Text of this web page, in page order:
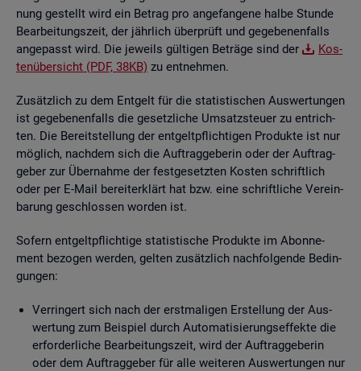
nung ge­stellt wird ein Be­trag pro an­ge­fan­ge­ne halbe Stun­de
Be­ar­bei­tungs­zeit, der jähr­lich über­prüft und ge­ge­be­nen­falls
an­ge­passt wird. Die je­weils gül­ti­gen Be­trä­ge sind der
Kos­
ten­über­sicht (PDF, 38KB) zu ent­neh­men.
Zu­sätz­lich zu dem Ent­gelt für die sta­tis­ti­schen Aus­wer­tun­gen
ist ge­ge­be­nen­falls die ge­setz­li­che Um­satz­steu­er zu ent­rich­
ten. Die Be­reit­stel­lung der ent­gelt­pflich­ti­gen Pro­duk­te ist nur
mög­lich, nach­dem sich die Auf­trag­ge­be­rin oder der Auf­trag­
ge­ber zur Über­nah­me der fest­ge­setz­ten Kos­ten schrift­lich
oder per E-Mail be­reit­er­klärt hat bzw. eine schrift­li­che Ver­ein­
ba­rung ge­schlos­sen wor­den ist.
So­fern ent­gelt­pflich­ti­ge sta­tis­ti­sche Pro­duk­te im Abon­ne­
ment be­zo­gen wer­den, gel­ten zu­sätz­lich nach­fol­gen­de Be­din­
gun­gen:
Ver­rin­gert sich nach der erst­ma­li­gen Er­stel­lung der Aus­
wer­tung zum Bei­spiel durch Au­to­ma­ti­sie­rungs­ef­fek­te die
er­for­der­li­che Be­ar­bei­tungs­zeit, wird der Auf­trag­ge­be­rin
oder dem Auf­trag­ge­ber für alle wei­te­ren Aus­wer­tun­gen nur